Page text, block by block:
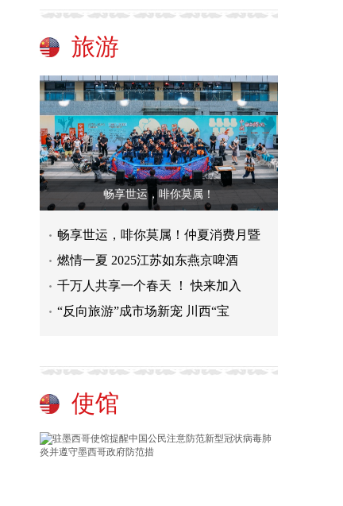
旅游
畅享世运，啡你莫属！
畅享世运，啡你莫属！仲夏消费月暨
燃情一夏 2025江苏如东燕京啤酒
千万人共享一个春天 ！ 快来加入
“反向旅游”成市场新宠 川西“宝
使馆